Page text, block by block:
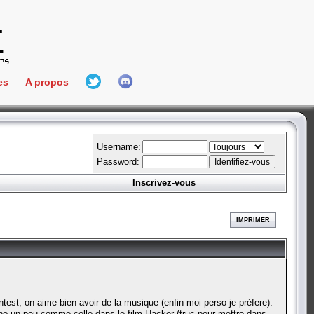
Connect
A propos
L'équipe
Hall Of Fame
Username:
Password:
Inscrivez-vous
IMPRIMER
on aime bien avoir de la musique (enfin moi perso je préfere).